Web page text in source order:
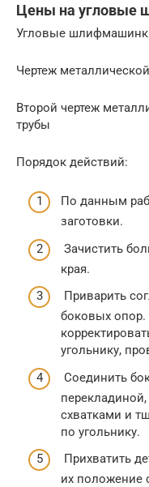
Цены на угловые
Угловые
Чертеж
Второй чертеж
трубы
Порядок действий:
По данным
заготовки.
Зачистить
края.
Приварить
боковых опор.
угольнику,
Соединить
схватками и
по угольнику.
Прихватить
их положение